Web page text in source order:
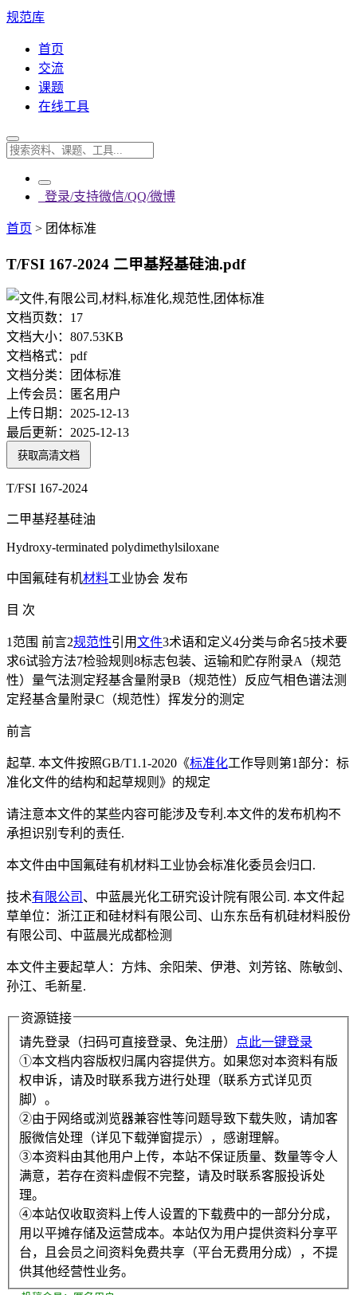
规范库
首页
交流
课题
在线工具
登录/支持微信/QQ/微博
首页 > 团体标准
T/FSI 167-2024 二甲基羟基硅油.pdf
文档页数： 17
文档大小： 807.53KB
文档格式： pdf
文档分类：
团体标准
上传会员：
匿名用户
上传日期： 2025-12-13
最后更新： 2025-12-13
获取高清文档
T/FSI 167-2024
二甲基羟基硅油
Hydroxy-terminated polydimethylsiloxane
中国氟硅有机材料工业协会 发布
目 次
1范围 前言2规范性引用文件3术语和定义4分类与命名5技术要
求6试验方法7检验规则8标志包装、运输和贮存附录A（规范
性）量气法测定羟基含量附录B（规范性）反应气相色谱法测
定羟基含量附录C（规范性）挥发分的测定
前言
起草. 本文件按照GB/T1.1-2020《标准化工作导则第1部分：标
准化文件的结构和起草规则》的规定
请注意本文件的某些内容可能涉及专利.本文件的发布机构不
承担识别专利的责任.
本文件由中国氟硅有机材料工业协会标准化委员会归口.
技术有限公司 、中蓝晨光化工研究设计院有限公司. 本文件起
草单位：浙江正和硅材料有限公司、山东东岳有机硅材料股份
有限公司、中蓝晨光成都检测
本文件主要起草人：方炜、余阳荣、伊港、刘芳铭、陈敏剑、
孙江、毛新星.
资源链接
请先登录（扫码可直接登录、免注册）
点此一键登录
①本文档内容版权归属内容提供方。如果您对本资料有版
权申诉，请及时联系我方进行处理（联系方式详见页
脚）。
②由于网络或浏览器兼容性等问题导致下载失败，请加客
服微信处理（详见下载弹窗提示），感谢理解。
③本资料由其他用户上传，本站不保证质量、数量等令人
满意，若存在资料虚假不完整，请及时联系客服投诉处
理。
④本站仅收取资料上传人设置的下载费中的一部分分成，
用以平摊存储及运营成本。本站仅为用户提供资料分享平
台，且会员之间资料免费共享（平台无费用分成），不提
供其他经营性业务。